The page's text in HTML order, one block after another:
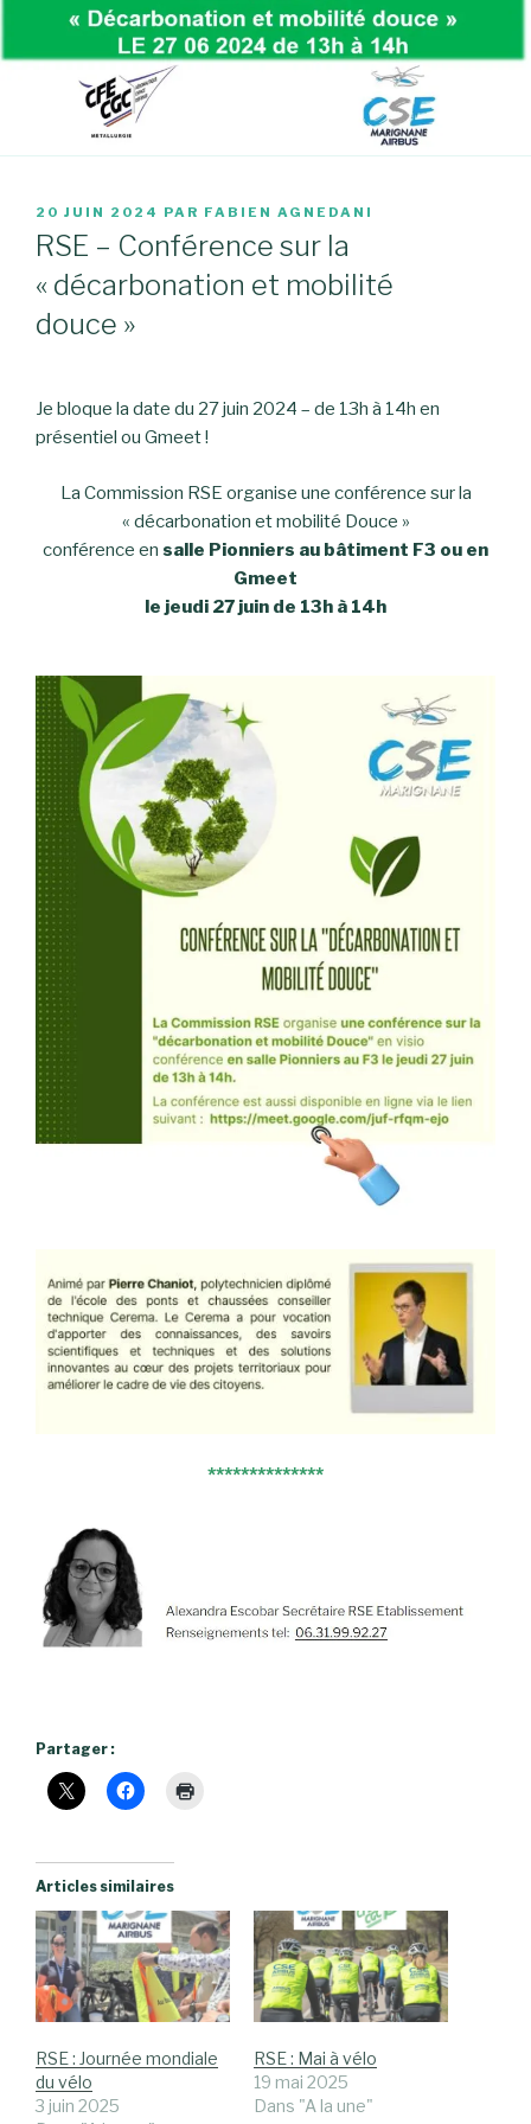
PUBLIÉ
LE
20 JUIN 2024 PAR FABIEN AGNEDANI
RSE – Conférence sur la
« décarbonation et mobilité
douce »
Je bloque la date du 27 juin 2024 – de 13h à 14h en
présentiel ou Gmeet !
La Commission RSE organise une conférence sur la
« décarbonation et mobilité Douce »
conférence en salle Pionniers au bâtiment F3 ou en
Gmeet
le jeudi 27 juin de 13h à 14h
**************
Partager :
Articles similaires
RSE : Journée mondiale
du vélo
3 juin 2025
RSE : Mai à vélo
19 mai 2025
Dans "A la une"